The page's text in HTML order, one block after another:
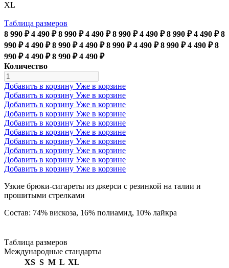
XL
Таблица размеров
8 990 ₽ 4 490 ₽ 8 990 ₽ 4 490 ₽ 8 990 ₽ 4 490 ₽ 8 990 ₽ 4 490 ₽ 8
990 ₽ 4 490 ₽ 8 990 ₽ 4 490 ₽ 8 990 ₽ 4 490 ₽ 8 990 ₽ 4 490 ₽ 8
990 ₽ 4 490 ₽ 8 990 ₽ 4 490 ₽
Количество
Добавить в корзину Уже в корзине
Добавить в корзину Уже в корзине
Добавить в корзину Уже в корзине
Добавить в корзину Уже в корзине
Добавить в корзину Уже в корзине
Добавить в корзину Уже в корзине
Добавить в корзину Уже в корзине
Добавить в корзину Уже в корзине
Добавить в корзину Уже в корзине
Добавить в корзину Уже в корзине
Узкие брюки-сигареты из джерси с резинкой на талии и
прошитыми стрелками
Состав: 74% вискоза, 16% полиамид, 10% лайкра
Таблица размеров
Международные стандарты
XS S M L XL